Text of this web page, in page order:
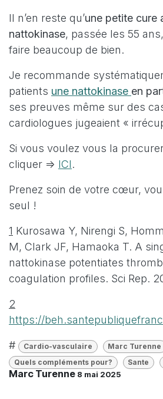
Il n’en reste qu’une petite cure
nattokinase, passée les 55
faire beaucoup de bien.
Je recommande
patients une nattokinase en
ses preuves même sur des
cardiologues jugeaient «
Si vous voulez vous la
cliquer => ICI.
Prenez soin de votre cœur,
seul !
1 Kurosawa Y, Nirengi S,
M, Clark JF, Hamaoka T. A
nattokinase potentiates
coagulation profiles. Sci Rep.
2
https://
# Cardio-vasculaire
Marc Turenne
Quels compléments pour?
Sante
Marc Turenne 8 mai 2025